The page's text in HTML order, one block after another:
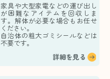
家具や大型家電などの運び出し
が困難なアイテムを回収しま
す。解体が必要な場合もお任せ
ください。
自治体の粗大ゴミシールなどは
不要です。
詳細を見る